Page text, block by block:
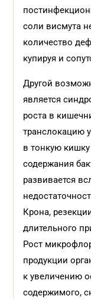
соли висмута
количество
купируя и
Другой
является
роста в
транслокацию
в тонкую
содержания
развивается
Крона,
длительного
Рост
продукции
к увеличению
содержимого,